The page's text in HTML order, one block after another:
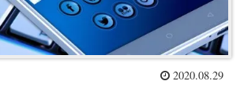
2020.08.29